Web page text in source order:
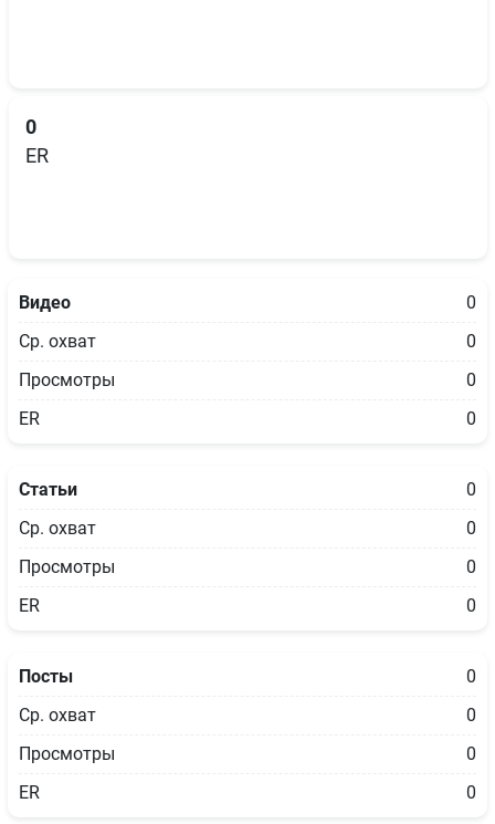
0
ER
Видео
0
Ср. охват
0
Просмотры
0
ER
0
Статьи
0
Ср. охват
0
Просмотры
0
ER
0
Посты
0
Ср. охват
0
Просмотры
0
ER
0